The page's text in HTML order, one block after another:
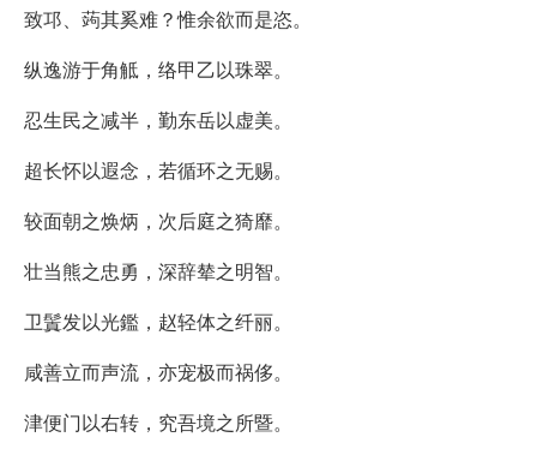
致邛、蒟其奚难？惟余欲而是恣。
纵逸游于角觝，络甲乙以珠翠。
忍生民之减半，勤东岳以虚美。
超长怀以遐念，若循环之无赐。
较面朝之焕炳，次后庭之猗靡。
壮当熊之忠勇，深辞辇之明智。
卫鬒发以光鑑，赵轻体之纤丽。
咸善立而声流，亦宠极而祸侈。
津便门以右转，究吾境之所暨。